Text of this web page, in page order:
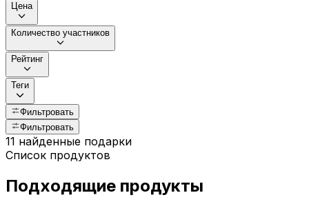
Цена
Количество участников
Рейтинг
Теги
Фильтровать
Фильтровать
11 найденные подарки
Список продуктов
Подходящие продукты